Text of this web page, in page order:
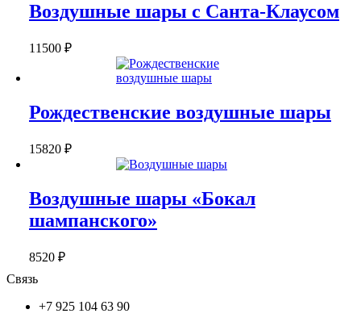
Воздушные шары с Санта-Клаусом
11500 ₽
Рождественские воздушные шары
15820 ₽
Воздушные шары «Бокал
шампанского»
8520 ₽
Связь
+7 925 104 63 90